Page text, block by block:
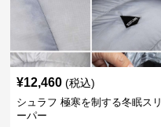
¥12,460 (税込)
シュラフ 極寒を制する冬眠スリ
ーパー